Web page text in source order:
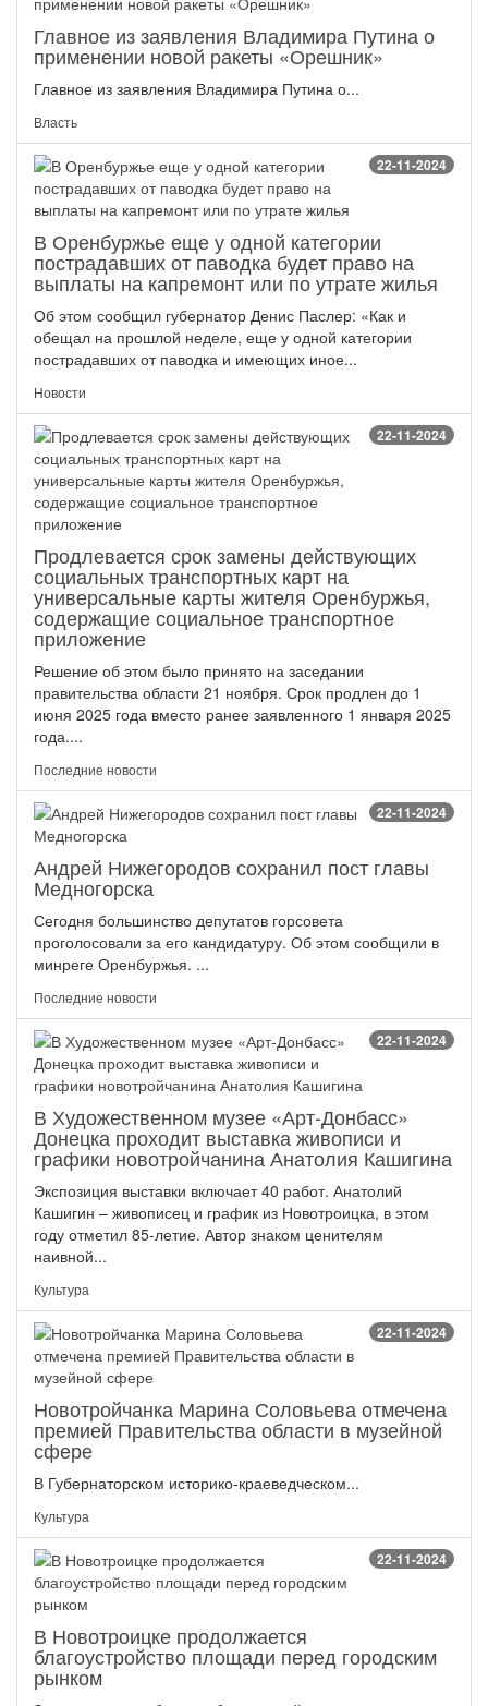
Главное из заявления Владимира Путина о
применении новой ракеты «Орешник»
Главное из заявления Владимира Путина о...
Власть
22-11-2024
В Оренбуржье еще у одной категории
пострадавших от паводка будет право на
выплаты на капремонт или по утрате жилья
Об этом сообщил губернатор Денис Паслер: «Как и
обещал на прошлой неделе, еще у одной категории
пострадавших от паводка и имеющих иное...
Новости
22-11-2024
Продлевается срок замены действующих
социальных транспортных карт на
универсальные карты жителя Оренбуржья,
содержащие социальное транспортное
приложение
Решение об этом было принято на заседании
правительства области 21 ноября. Срок продлен до 1
июня 2025 года вместо ранее заявленного 1 января 2025
года....
Последние новости
22-11-2024
Андрей Нижегородов сохранил пост главы
Медногорска
Сегодня большинство депутатов горсовета
проголосовали за его кандидатуру. Об этом сообщили в
минреге Оренбуржья. ...
Последние новости
22-11-2024
В Художественном музее «Арт-Донбасс»
Донецка проходит выставка живописи и
графики новотройчанина Анатолия Кашигина
Экспозиция выставки включает 40 работ. Анатолий
Кашигин – живописец и график из Новотроицка, в этом
году отметил 85-летие. Автор знаком ценителям
наивной...
Культура
22-11-2024
Новотройчанка Марина Соловьева отмечена
премией Правительства области в музейной
сфере
В Губернаторском историко-краеведческом...
Культура
22-11-2024
В Новотроицке продолжается
благоустройство площади перед городским
рынком